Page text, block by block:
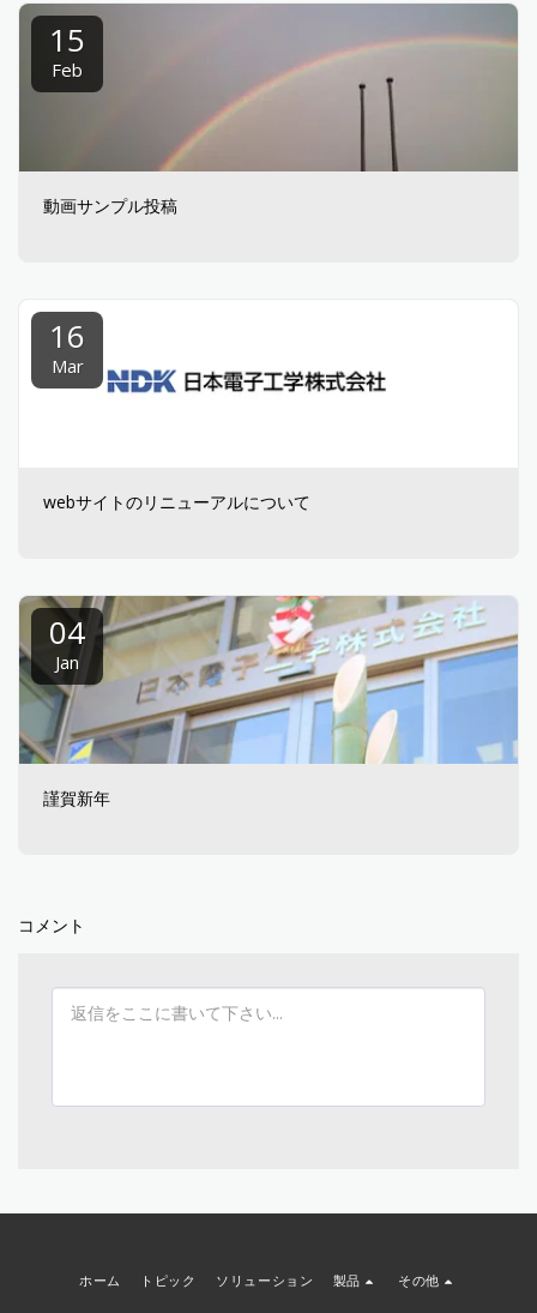
15
Feb
動画サンプル投稿
16
Mar
webサイトのリニューアルについて
04
Jan
謹賀新年
コメント
ホーム トピック ソリューション 製品 その他